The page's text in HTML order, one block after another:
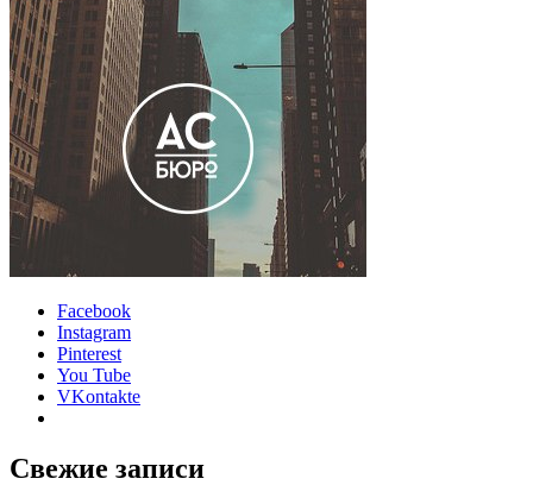
Facebook
Instagram
Pinterest
You Tube
VKontakte
Свежие записи